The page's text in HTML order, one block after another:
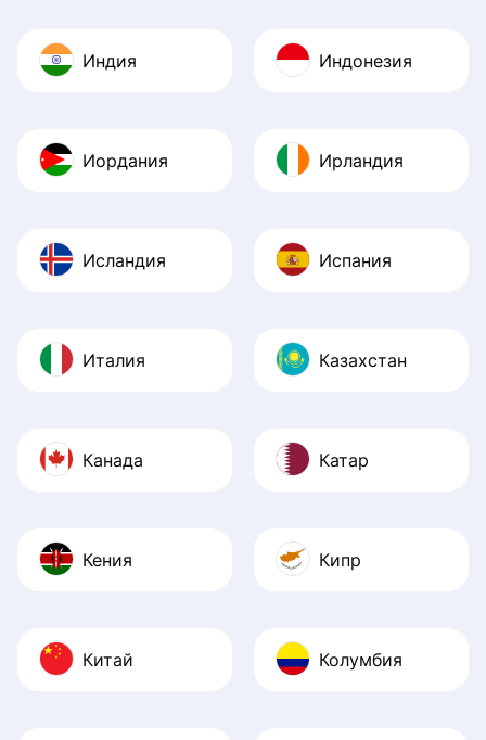
Индия Индонезия
Иордания Ирландия
Исландия Испания
Италия Казахстан
Канада Катар
Кения Кипр
Китай Колумбия